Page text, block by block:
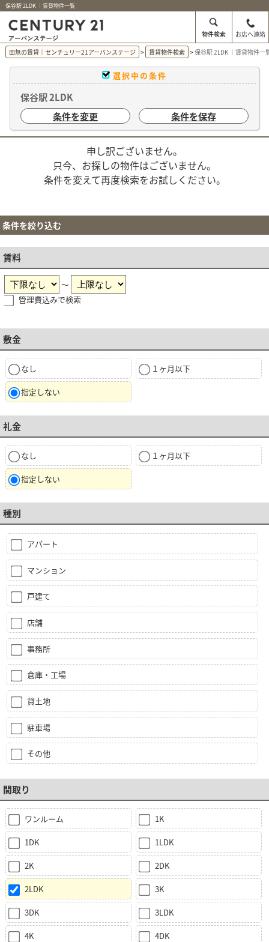
保谷駅 2LDK ｜賃貸物件一覧
物件検索
お店へ連絡
田無の賃貸｜センチュリー21アーバンステージ
賃貸物件検索 保谷駅 2LDK ｜賃貸物件一
選択中の条件
保谷駅 2LDK
条件を変更
条件を保存
申し訳ございません。
只今、お探しの物件はございません。
条件を変えて再度検索をお試しください。
条件を絞り込む
賃料
～
管理費込みで検索
敷金
なし １ヶ月以下
指定しない
礼金
なし １ヶ月以下
指定しない
種別
アパート
マンション
戸建て
店舗
事務所
倉庫・工場
貸土地
駐車場
その他
間取り
ワンルーム 1K
1DK 1LDK
2K 2DK
2LDK 3K
3DK 3LDK
4K 4DK